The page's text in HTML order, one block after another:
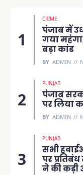
CRIME
पंजाब में
गया
बड़ा कांड
BY ADMIN
PUNJAB
पंजाब
पर लिया
BY ADMIN
PUNJAB
सभी
पर प्रतिबंध
ने की